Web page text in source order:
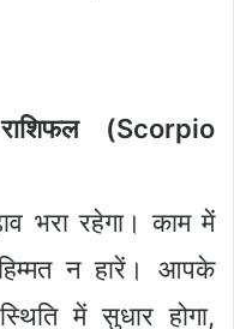
(Scorpio
भरा रहेगा। काम में
न हारें। आपके
में सुधार होगा,